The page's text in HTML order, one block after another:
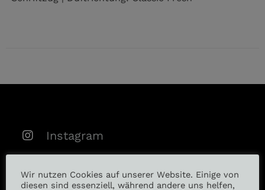
Instagram
Wir nutzen Cookies auf unserer Website. Einige von
diesen sind essenziell, während andere uns helfen,